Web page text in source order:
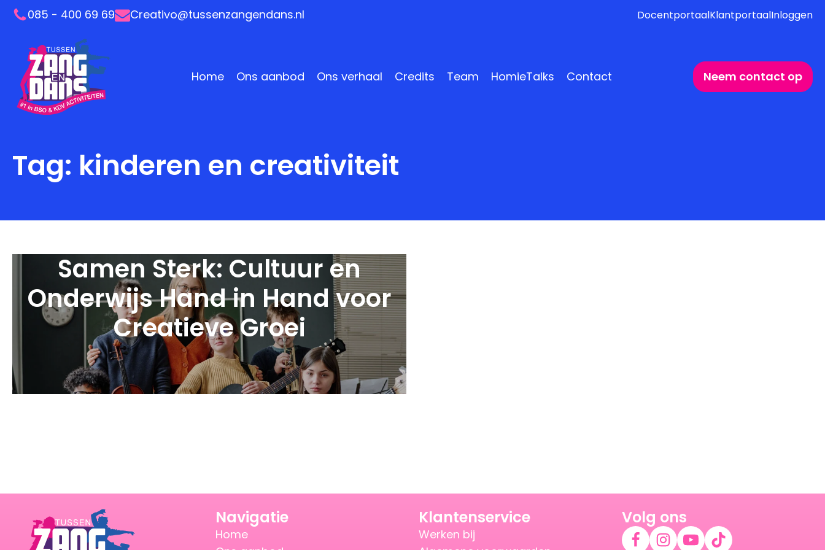
085 - 400 69 69 Creativo@tussenzangendans.nl DocentportaalKlantportaalInloggen
Home Ons aanbod Ons verhaal Credits Team HomieTalks Contact Neem contact op
Tag: kinderen en creativiteit
Samen Sterk: Cultuur en
Onderwijs Hand in Hand voor
Creatieve Groei
Navigatie
Home
Klantenservice
Werken bij
Volg ons